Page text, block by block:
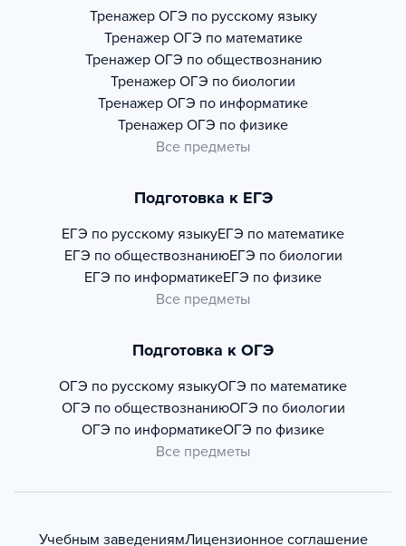
Тренажер ОГЭ по русскому языку
Тренажер ОГЭ по математике
Тренажер ОГЭ по обществознанию
Тренажер ОГЭ по биологии
Тренажер ОГЭ по информатике
Тренажер ОГЭ по физике
Все предметы
Подготовка к ЕГЭ
ЕГЭ по русскому языкуЕГЭ по математике
ЕГЭ по обществознаниюЕГЭ по биологии
ЕГЭ по информатикеЕГЭ по физике
Все предметы
Подготовка к ОГЭ
ОГЭ по русскому языкуОГЭ по математике
ОГЭ по обществознаниюОГЭ по биологии
ОГЭ по информатикеОГЭ по физике
Все предметы
Учебным заведениямЛицензионное соглашение